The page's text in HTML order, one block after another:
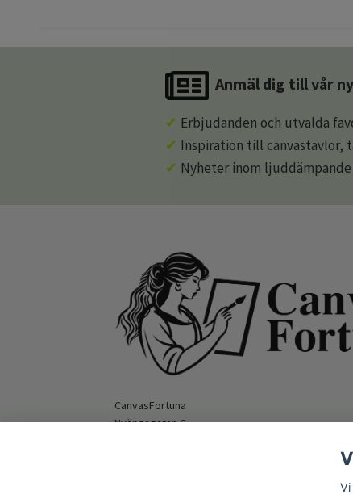
Anmäl dig till vår
✔ Erbjudanden och utvalda
✔ Inspiration till canvastavlor,
✔ Nyheter inom
CanvasFortuna
Nyängsgatan 6